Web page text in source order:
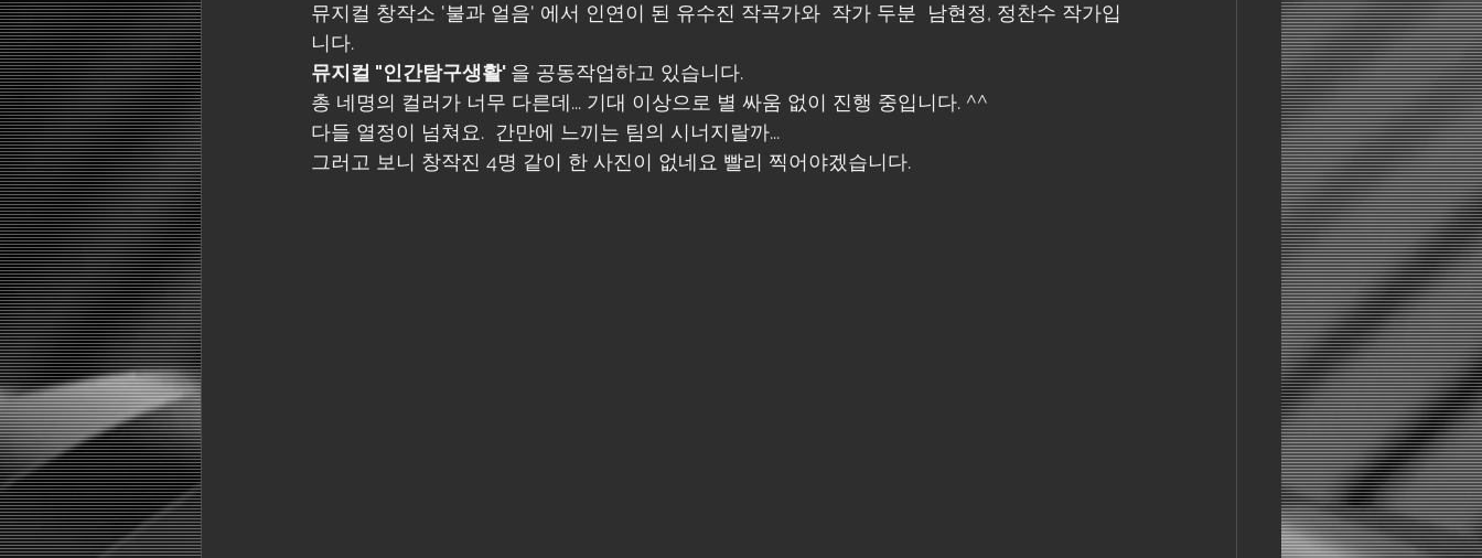
뮤지컬 창작소 '불과 얼음' 에서 인연이 된 유수진 작곡가와  작가 두분  남현정, 정찬수 작가입
니다.
뮤지컬 "인간탐구생활' 을 공동작업하고 있습니다.
총 네명의 컬러가 너무 다른데... 기대 이상으로 별 싸움 없이 진행 중입니다. ^^
다들 열정이 넘쳐요.  간만에 느끼는 팀의 시너지랄까...
그러고 보니 창작진 4명 같이 한 사진이 없네요 빨리 찍어야겠습니다.